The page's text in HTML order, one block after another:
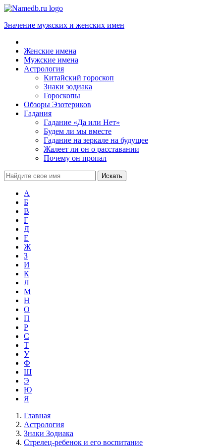
Значение мужских и женских имен
Женские имена
Мужские имена
Астрология
Китайский гороскоп
Знаки зодиака
Гороскопы
Обзоры Эзотериков
Гадания
Гадание «Да или Нет»
Будем ли мы вместе
Гадание на зеркале на будущее
Жалеет ли он о расставании
Почему он пропал
А
Б
В
Г
Д
Е
Ж
З
И
К
Л
М
Н
О
П
Р
С
Т
У
Ф
Ш
Э
Ю
Я
Главная
Астрология
Знаки Зодиака
Стрелец-ребенок и его воспитание